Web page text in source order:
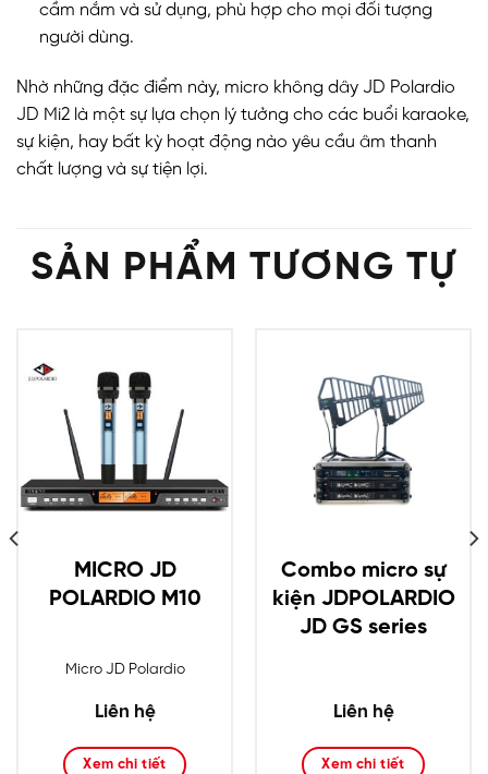
cầm nắm và sử dụng, phù hợp cho mọi đối tượng
người dùng.
Nhờ những đặc điểm này, micro không dây JD Polardio
JD Mi2 là một sự lựa chọn lý tưởng cho các buổi karaoke,
sự kiện, hay bất kỳ hoạt động nào yêu cầu âm thanh
chất lượng và sự tiện lợi.
SẢN PHẨM TƯƠNG TỰ
MICRO JD
POLARDIO M10
Liên hệ
Micro JD Polardio
Xem chi tiết
Combo micro sự
kiện JDPOLARDIO
JD GS series
Liên hệ
Xem chi tiết